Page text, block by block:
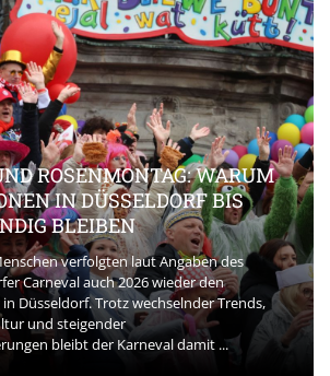
ROSENMONTAG: WARUM
IN DÜSSELDORF BIS
BLEIBEN
verfolgten laut Angaben des
Carneval auch 2026 wieder den
Düsseldorf. Trotz wechselnder Trends,
und steigender
bleibt der Karneval damit ...